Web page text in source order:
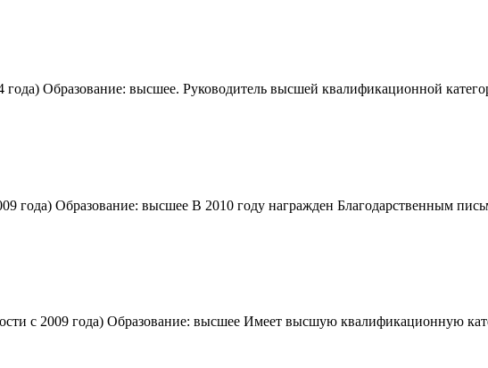
года) Образование: высшее. Руководитель высшей квалификационной
года) Образование: высшее В 2010 году награжден Благодарственным
с 2009 года) Образование: высшее Имеет высшую квалификационную